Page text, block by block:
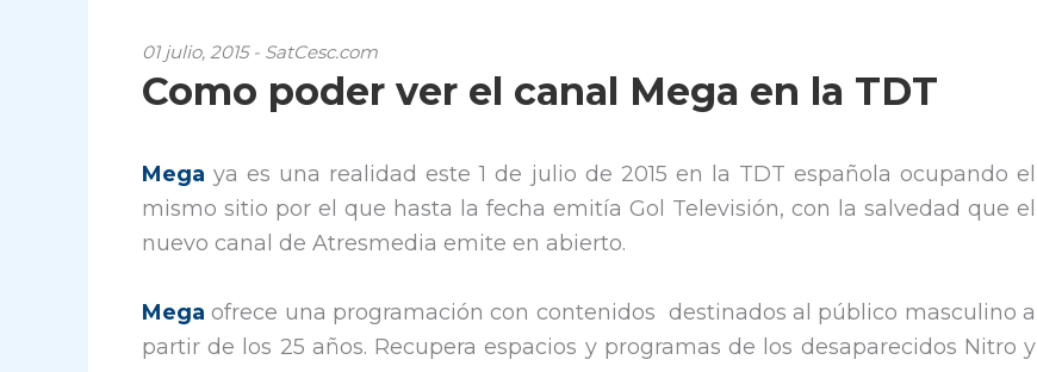
01 julio, 2015 - SatCesc.com
Como poder ver el canal Mega en la TDT
Mega ya es una realidad este 1 de julio de 2015 en la TDT española ocupando el
mismo sitio por el que hasta la fecha emitía Gol Televisión, con la salvedad que el
nuevo canal de Atresmedia emite en abierto.
Mega ofrece una programación con contenidos destinados al público masculino a
partir de los 25 años. Recupera espacios y programas de los desaparecidos Nitro y